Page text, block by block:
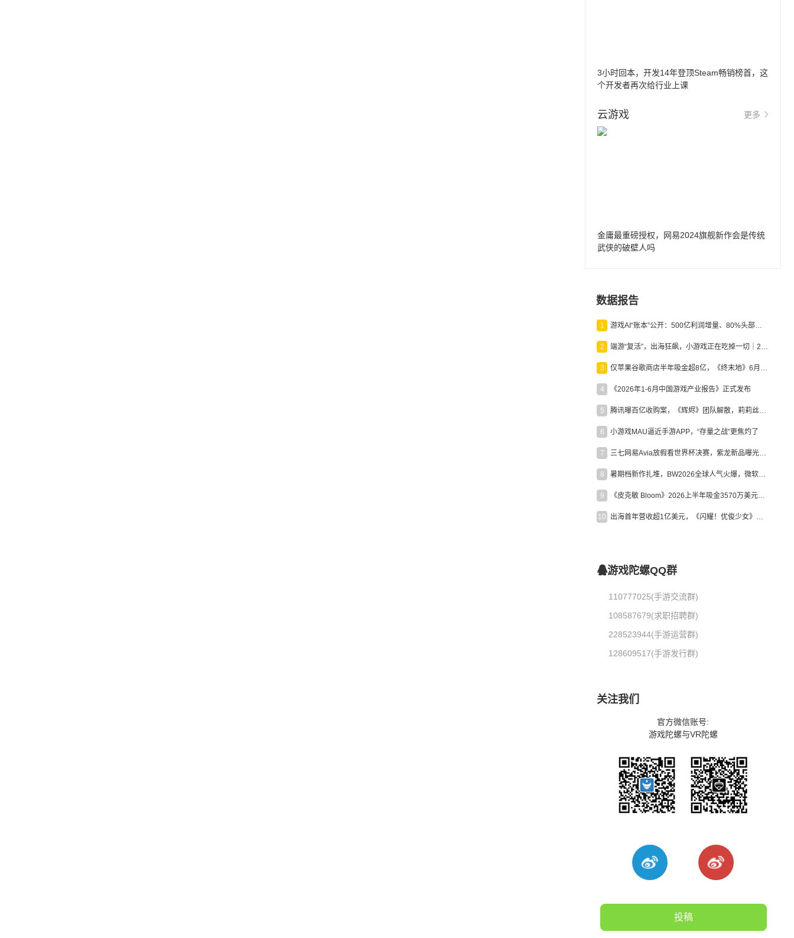
3小时回本，开发14年登顶Steam畅销榜首，这
个开发者再次给行业上课
云游戏 更多
金庸最重磅授权，网易2024旗舰新作会是传统
武侠的破壁人吗
数据报告
1 游戏AI“账本”公开：500亿利润增量、80%头部入局，谁在闷声发财？
2 端游“复活”，出海狂飙，小游戏正在吃掉一切｜2026上半年产业报告
3 仅苹果谷歌商店半年吸金超8亿，《终末地》6月份收入显著回暖
4 《2026年1-6月中国游戏产业报告》正式发布
5 腾讯曝百亿收购案，《辉烬》团队解散，莉莉丝新作曝光｜陀螺周报
6 小游戏MAU逼近手游APP，“存量之战”更焦灼了
7 三七网易Avia放假看世界杯决赛，紫龙新品曝光，米哈游新作上线 | 陀螺周报
8 暑期档新作扎堆，BW2026全球人气火爆，微软XBOX大裁员|陀螺周报
9 《皮克敏 Bloom》2026上半年吸金3570万美元，中国台湾成最大市场
10 出海首年营收超1亿美元，《闪耀！优俊少女》美国市场占比达七成
游戏陀螺QQ群
110777025(手游交流群)
108587679(求职招聘群)
228523944(手游运营群)
128609517(手游发行群)
关注我们
官方微信账号:
游戏陀螺与VR陀螺
投稿